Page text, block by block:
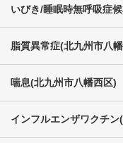
いびき/睡眠時無呼吸症
脂質異常症(北九州市八
喘息(北九州市八幡西区)
インフルエンザワクチン(